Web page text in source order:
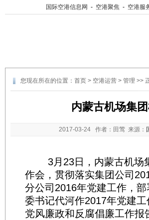
国际空港信息网 - 空港聚焦 - 空港服
您现在所在的位置： 首页 > 空港运营 > 管理 >>
内蒙古机场集
2017-03-24 作者：田莺 来源：
3月23日，内蒙古机场集
作会，贯彻落实集团公司
分公司2016年党建工作，
委书记代河作2017年党建
党风廉政和反腐倡廉工作报